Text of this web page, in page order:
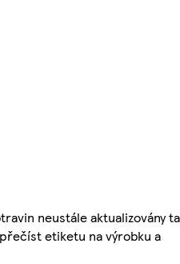
neustále aktualizovány
etiketu na výrobku a